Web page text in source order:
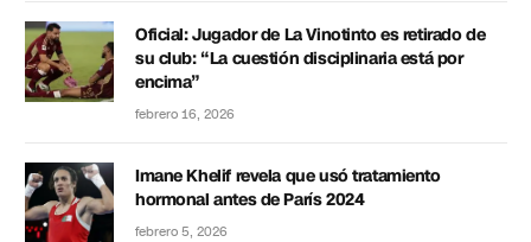
Oficial: Jugador de La Vinotinto es retirado de
su club: “La cuestión disciplinaria está por
encima”
febrero 16, 2026
Imane Khelif revela que usó tratamiento
hormonal antes de París 2024
febrero 5, 2026